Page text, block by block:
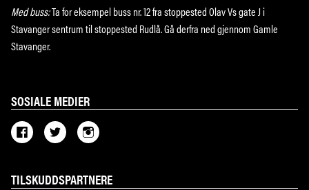
Med buss:Ta for eksempel buss nr. 12 fra stoppested Olav Vs gate J i
Stavanger sentrum til stoppested Rudlå. Gå derfra ned gjennom Gamle
Stavanger.
SOSIALE MEDIER
TILSKUDDSPARTNERE